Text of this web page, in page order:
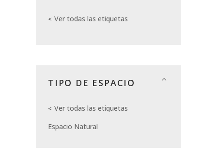
Ver todas las etiquetas
TIPO DE ESPACIO
Ver todas las etiquetas
Espacio Natural